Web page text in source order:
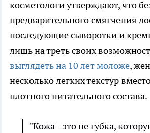
косметологи утверждают, что
предварительного смягчения
последующие сыворотки и
лишь на треть своих
выглядеть на 10 лет моложе,
несколько легких текстур
плотного питательного состава.
"Кожа - это не губка,